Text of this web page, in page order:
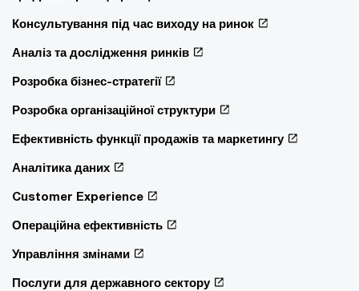
Консультування під час виходу на ринок
Аналіз та дослідження ринків
Розробка бізнес-стратегії
Розробка організаційної структури
Ефективність функції продажів та маркетингу
Аналітика даних
Customer Experience
Операційна ефективність
Управління змінами
Послуги для державного сектору